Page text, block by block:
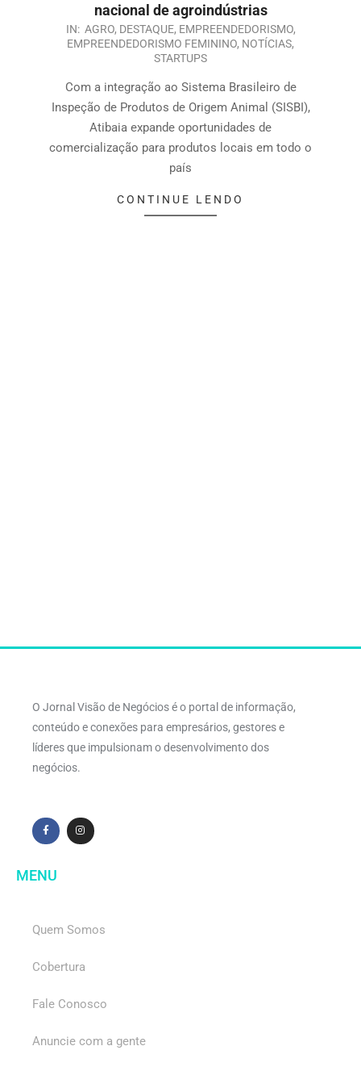
nacional de agroindústrias
IN: AGRO, DESTAQUE, EMPREENDEDORISMO,
EMPREENDEDORISMO FEMININO, NOTÍCIAS,
STARTUPS
Com a integração ao Sistema Brasileiro de
Inspeção de Produtos de Origem Animal (SISBI),
Atibaia expande oportunidades de
comercialização para produtos locais em todo o
país
CONTINUE LENDO
O Jornal Visão de Negócios é o portal de informação,
conteúdo e conexões para empresários, gestores e
líderes que impulsionam o desenvolvimento dos
negócios.
MENU
Quem Somos
Cobertura
Fale Conosco
Anuncie com a gente